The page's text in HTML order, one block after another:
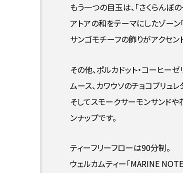
もう一つの目玉は、「さくらんぼ
アトアの和をテーマにしたゾーン
サンゴモチーフの飾りがアクセン
その他、ポルカドット・コーヒー
ムース、カワウソのチョコブリュ
そしてスモークサーモンサンド
ンナップです。
ティーフリーフローは90分制。
ウェルカムティー「MARINE